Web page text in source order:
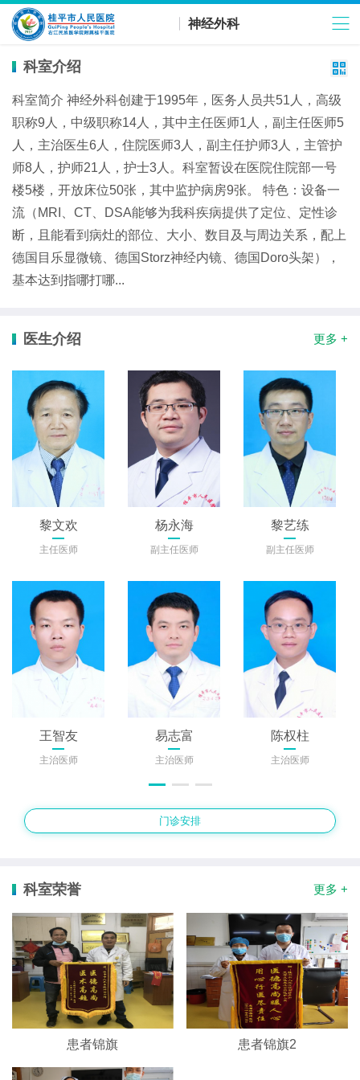
神经外科
科室介绍 
科室简介 神经外科创建于1995年，医务人员共51人，高级
职称9人，中级职称14人，其中主任医师1人，副主任医师5
人，主治医生6人，住院医师3人，副主任护师3人，主管护
师8人，护师21人，护士3人。科室暂设在医院住院部一号
楼5楼，开放床位50张，其中监护病房9张。 特色：设备一
流（MRI、CT、DSA能够为我科疾病提供了定位、定性诊
断，且能看到病灶的部位、大小、数目及与周边关系，配上
德国目乐显微镜、德国Storz神经内镜、德国Doro头架），
基本达到指哪打哪...
医生介绍 更多 +
黎文欢
主任医师
杨永海
副主任医师
黎艺练
副主任医师
王智友
主治医师
易志富
主治医师
陈权柱
主治医师
门诊安排
科室荣誉 更多 +
患者锦旗 患者锦旗2